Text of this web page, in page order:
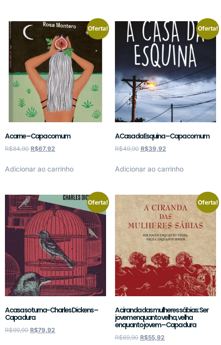
Oferta!
A carne – Capa comum
R$84,90 R$67,92
Adicionar ao carrinho
Oferta!
A Casa da Esquina – Capa comum
R$49,90 R$39,92
Adicionar ao carrinho
Oferta!
A casa soturna- Charles Dickens –
Capa dura
R$99,90 R$79,92
Oferta!
A ciranda das mulheres sábias: Ser
jovem enquanto velha, velha
enquanto jovem – Capa dura
R$69,90 R$55,92